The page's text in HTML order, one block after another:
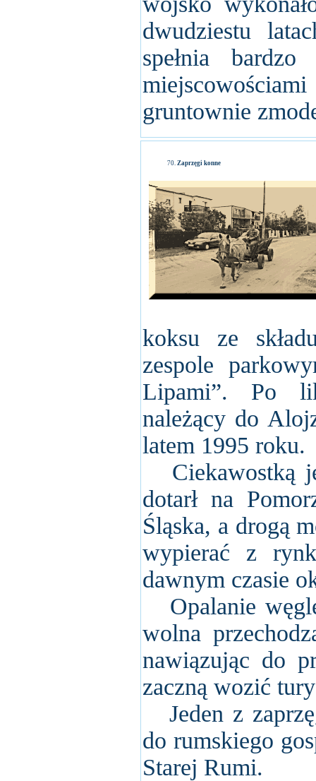
dwudziestu
spełnia
gruntownie
Zaprzęgi konne
koksu ze
zespole
Lipami”. Po
należący do
latem 1995 roku.
Ciekawostką
dotarł na
Śląska, a drogą
wypierać z
dawnym czasie
Opalanie
wolna
nawiązując do
zaczną wozić
Jeden z
do rumskiego
Starej Rumi.